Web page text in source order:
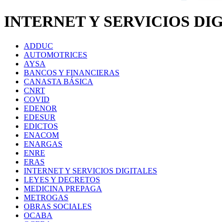
INTERNET Y SERVICIOS
ADDUC
AUTOMOTRICES
AYSA
BANCOS Y FINANCIERAS
CANASTA BÁSICA
CNRT
COVID
EDENOR
EDESUR
EDICTOS
ENACOM
ENARGAS
ENRE
ERAS
INTERNET Y SERVICIOS DIGITALES
LEYES Y DECRETOS
MEDICINA PREPAGA
METROGAS
OBRAS SOCIALES
OCABA